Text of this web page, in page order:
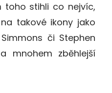
toho stihli co nejvíc,
takové ikony jako
či Stephen
mnohem zběhlejší